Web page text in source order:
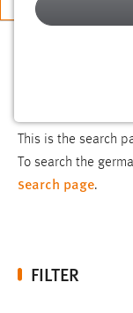
This is the search
To search the
search page.
FILTER